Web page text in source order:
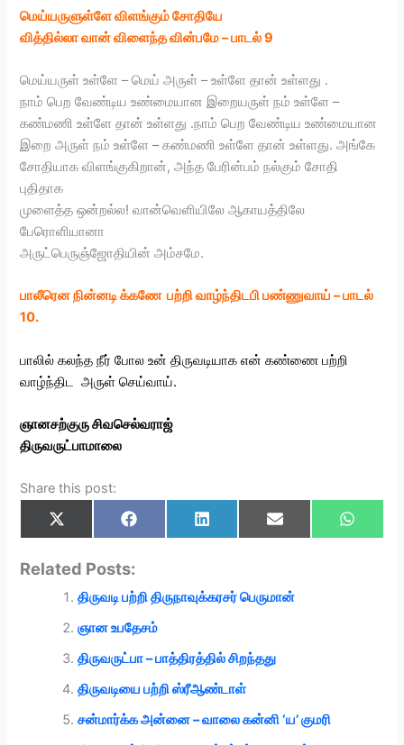
மெய்யருளுள்ளே விளங்கும் சோதியே
வித்தில்லா வான் விளைந்த வின்பமே – பாடல் 9
மெய்யருள் உள்ளே – மெய் அருள் – உள்ளே தான் உள்ளது .
நாம் பெற வேண்டிய உண்மையான இறையருள் நம் உள்ளே –
கண்மணி உள்ளே தான் உள்ளது .நாம் பெற வேண்டிய உண்மையான
இறை அருள் நம் உள்ளே – கண்மணி உள்ளே தான் உள்ளது. அங்கே
சோதியாக விளங்குகிறான், அந்த பேரின்பம் நல்கும் சோதி
புதிதாக
முளைத்த ஒன்றல்ல! வான்வெளியிலே ஆகாயத்திலே
பேரொளியானா
அருட்பெருஞ்ஜோதியின் அம்சமே.
பாலீரென நின்னடி க்கணே பற்றிவாழ்ந்திடபி பண்ணுவாய் – பாடல்
10.
பாலில் கலந்த நீர் போல உன் திருவடியாக என் கண்ணை பற்றி
வாழ்ந்திட அருள் செய்வாய்.
ஞானசற்குரு சிவசெல்வராஜ்
திருவருட்பாமாலை
Share this post:
Share
on
X
(
w
i
t
t
r
Share
on
F
a
o
o
Share
on
L
i
I
Share
on
E
m
Share
on
W
h
Related Posts:
திருவடி பற்றி திருநாவுக்கரசர் பெருமான்
ஞான உபதேசம்
திருவருட்பா – பாத்திரத்தில் சிறந்தது
திருவடியை பற்றி ஸ்ரீஆண்டாள்
சன்மார்க்க அன்னை – வாலை கன்னி ‘ய’ குமரி